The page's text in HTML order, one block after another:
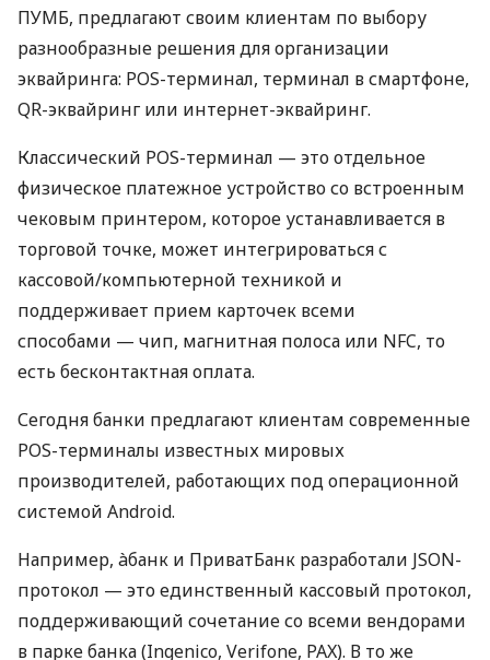
ПУМБ, предлагают своим клиентам по выбору
разнообразные решения для организации
эквайринга: POS-терминал, терминал в смартфоне,
QR-эквайринг или интернет-эквайринг.
Классический POS-терминал — это отдельное
физическое платежное устройство со встроенным
чековым принтером, которое устанавливается в
торговой точке, может интегрироваться с
кассовой/компьютерной техникой и
поддерживает прием карточек всеми
способами — чип, магнитная полоса или NFC, то
есть бесконтактная оплата.
Сегодня банки предлагают клиентам современные
POS-терминалы известных мировых
производителей, работающих под операционной
системой Android.
Например, àбанк и ПриватБанк разработали JSON-
протокол — это единственный кассовый протокол,
поддерживающий сочетание со всеми вендорами
в парке банка (Ingenico, Verifone, PAX). В то же